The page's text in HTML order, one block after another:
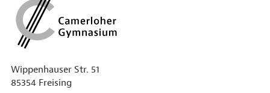
Wippenhauser Str. 51
85354 Freising